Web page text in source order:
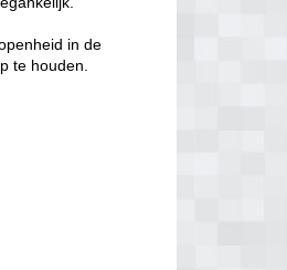
in de
te houden.